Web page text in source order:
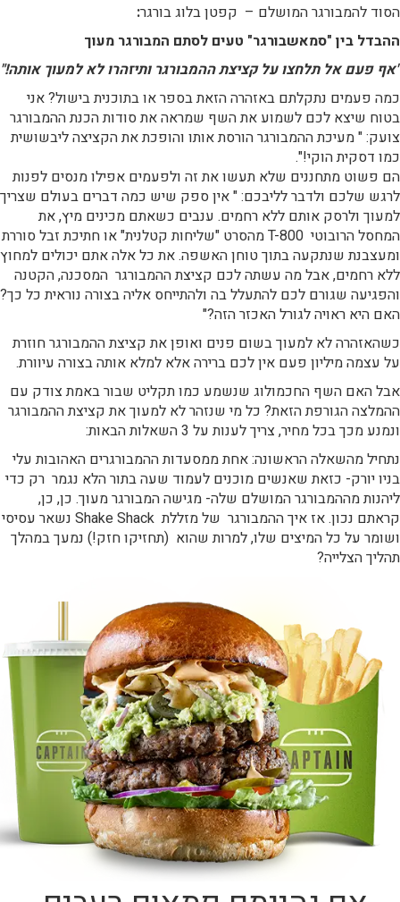
הסוד להמבורגר המושלם – קפטן בלוג בורגר:
ההבדל בין "סמאשבורגר" טעים לסתם המבורגר מעוך
"אף פעם אל תלחצו על קציצת ההמבורגר ותיזהרו לא למעוך אותה!"
כמה פעמים נתקלתם באזהרה הזאת בספר או בתוכנית בישול? אני
בטוח שיצא לכם לשמוע את השף שמראה את סודות הכנת ההמבורגר
צועק: " מעיכת ההמבורגר הורסת אותו והופכת את הקציצה ליבשושית
כמו דסקית הוקי!".
הם פשוט מתחננים שלא תעשו את זה ולפעמים אפילו מנסים לפנות
לרגש שלכם ולדבר לליבכם: " אין ספק שיש כמה דברים בעולם שצריך
למעוך ולרסק אותם ללא רחמים. ענבים כשאתם מכינים מיץ, את
המחסל הרובוטי T-800 מהסרט "שליחות קטלנית" או חתיכת זבל סוררת
ומעצבנת שנתקעה בתוך טוחן האשפה. את כל אלה אתם יכולים למחוץ
ללא רחמים, אבל מה עשתה לכם קציצת ההמבורגר המסכנה, הקטנה
והפגיעה שגורם לכם להתעלל בה ולהתייחס אליה בצורה נוראית כל כך?
האם היא ראויה לגורל האכזר הזה?"
כשהאזהרה לא למעוך בשום פנים ואופן את קציצת ההמבורגר חוזרת
על עצמה מיליון פעם אין לכם ברירה אלא למלא אותה בצורה עיוורת.
אבל האם השף החכמולוג שנשמע כמו תקליט שבור באמת צודק עם
ההמלצה הגורפת הזאת? כל מי שנזהר לא למעוך את קציצת ההמבורגר
ונמנע מכך בכל מחיר, צריך לענות על 3 השאלות הבאות:
נתחיל מהשאלה הראשונה: אחת ממסעדות ההמבורגרים האהובות עלי
בניו יורק- כזאת שאנשים מוכנים לעמוד שעה בתור הלא נגמר רק כדי
ליהנות מההמבורגר המושלם שלה- מגישה המבורגר מעוך. כן, כן,
קראתם נכון. אז איך ההמבורגר של מזללת Shake Shack נשאר עסיסי
ושומר על כל המיצים שלו, למרות שהוא (תחזיקו חזק!) נמעך במהלך
תהליך הצלייה?